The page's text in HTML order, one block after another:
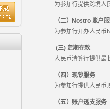
为参加行提供跨境人民
（二）Nostro 账户
为参加行开办人民币
(三) 定期存款
人民币清算行提供最长
（四）现钞服务
为参加行提供人民币现
（五）账户透支服务